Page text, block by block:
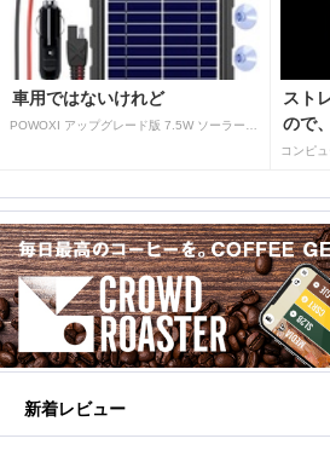
車用ではないけれど
スト
ので
コンピュ
新着レビュー